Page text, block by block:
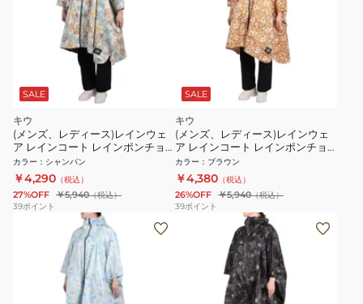
SALE
キウ
(メンズ、レディース)レインウェ
ア レインコート レインポンチョ
2ND K405-641
カラー ： シャンパン
￥4,290 （税込）
27%OFF ￥5,940（税込）
39ポイント
SALE
キウ
(メンズ、レディース)レインウェ
ア レインコート レインポンチョ
2ND K405-586
カラー ： ブラウン
￥4,380 （税込）
26%OFF ￥5,940（税込）
39ポイント